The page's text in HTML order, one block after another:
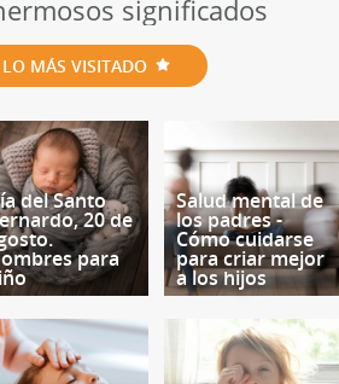
significados
LO MÁS VISITADO
del Santo
20 de
para
Salud mental de
los padres -
Cómo cuidarse
para criar mejor
a los hijos